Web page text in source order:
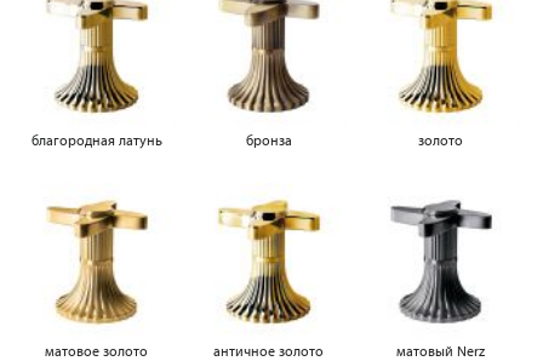
благородная латунь бронза золото
матовое золото античное золото матовый Nerz